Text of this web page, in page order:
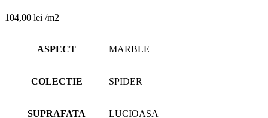
104,00 lei /m2
ASPECT MARBLE
COLECTIE SPIDER
SUPRAFATA LUCIOASA